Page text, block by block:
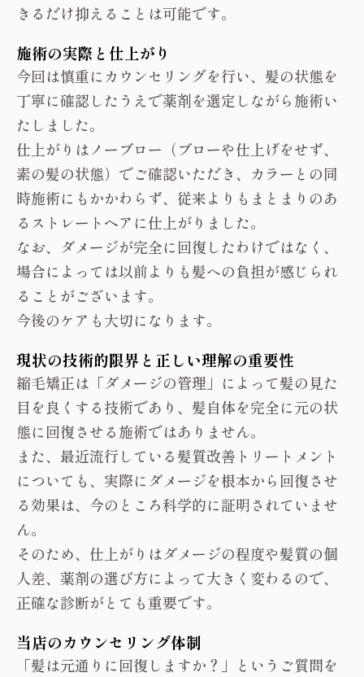
きるだけ抑えることは可能です。
施術の実際と仕上がり
今回は慎重にカウンセリングを行い、髪の状態を
丁寧に確認したうえで薬剤を選定しながら施術い
たしました。
仕上がりはノーブロー（ブローや仕上げをせず、
素の髪の状態）でご確認いただき、カラーとの同
時施術にもかかわらず、従来よりもまとまりのあ
るストレートヘアに仕上がりました。
なお、ダメージが完全に回復したわけではなく、
場合によっては以前よりも髪への負担が感じられ
ることがございます。
今後のケアも大切になります。
現状の技術的限界と正しい理解の重要性
縮毛矯正は「ダメージの管理」によって髪の見た
目を良くする技術であり、髪自体を完全に元の状
態に回復させる施術ではありません。
また、最近流行している髪質改善トリートメント
についても、実際にダメージを根本から回復させ
る効果は、今のところ科学的に証明されていませ
ん。
そのため、仕上がりはダメージの程度や髪質の個
人差、薬剤の選び方によって大きく変わるので、
正確な診断がとても重要です。
当店のカウンセリング体制
「髪は元通りに回復しますか？」というご質問を